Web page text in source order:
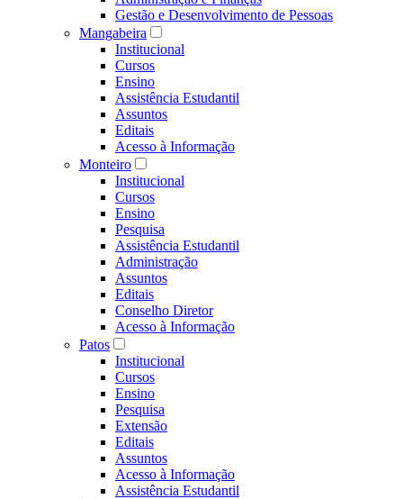
Gestão e Desenvolvimento de Pessoas
Mangabeira
Institucional
Cursos
Ensino
Assistência Estudantil
Assuntos
Editais
Acesso à Informação
Monteiro
Institucional
Cursos
Ensino
Pesquisa
Assistência Estudantil
Administração
Assuntos
Editais
Conselho Diretor
Acesso à Informação
Patos
Institucional
Cursos
Ensino
Pesquisa
Extensão
Editais
Assuntos
Acesso à Informação
Assistência Estudantil